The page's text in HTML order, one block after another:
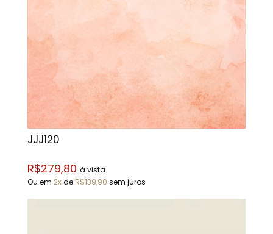
JJJ120
R$279,80 á vista
Ou em 2xde R$139,90 sem juros